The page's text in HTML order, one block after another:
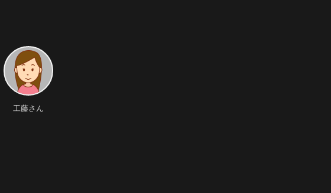
工藤さん